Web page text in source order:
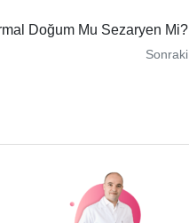
Doğum Mu Sezaryen Mi?
Sonraki